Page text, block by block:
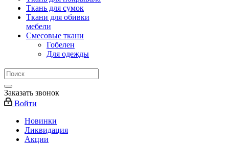
Ткань для сумок
Ткани для обивки
мебели
Смесовые ткани
Гобелен
Для одежды
Заказать звонок
Войти
Новинки
Ликвидация
Акции